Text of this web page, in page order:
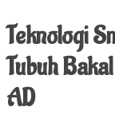
Teknologi
Tubuh
AD